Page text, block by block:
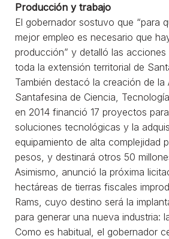
Producción y trabajo
El gobernador sostuvo que “para
mejor empleo es necesario que
producción” y detalló las acciones
toda la extensión territorial de
También destacó la creación de la
Santafesina de Ciencia,
en 2014 financió 17 proyectos
soluciones tecnológicas y la
equipamiento de alta complejidad
pesos, y destinará otros 50
Asimismo, anunció la próxima
hectáreas de tierras fiscales
Rams, cuyo destino será la
para generar una nueva industria:
Como es habitual, el gobernador